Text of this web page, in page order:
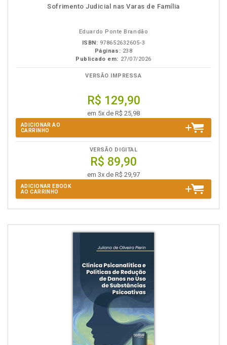
disponívelDisponível
páginas
Sofrimento Judicial nas Varas de Família
Eduardo Ponte Brandão
ISBN: 978652632605-3
Páginas: 238
Publicado em: 27/07/2026
VERSÃO IMPRESSA
R$ 129,90
em 5x de R$ 25,98
ADICIONAR AO
CARRINHO
VERSÃO DIGITAL
R$ 89,90
em 3x de R$ 29,97
ADICIONAR EBOOK
AO CARRINHO